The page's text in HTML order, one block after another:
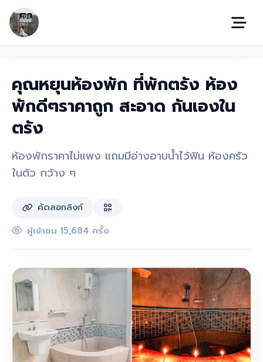
คุณหยุนห้องพัก ที่พักตรัง ห้อง
พักดีๆราคาถูก สะอาด กันเองใน
ตรัง
ห้องพักราคาไม่แพง แถมมีอ่างอาบน้ำไว้ฟิน ห้องครัว
ในตัว กว้าง ๆ
คัดลอกลิงก์
ผู้เข้าชม 15,684 ครั้ง